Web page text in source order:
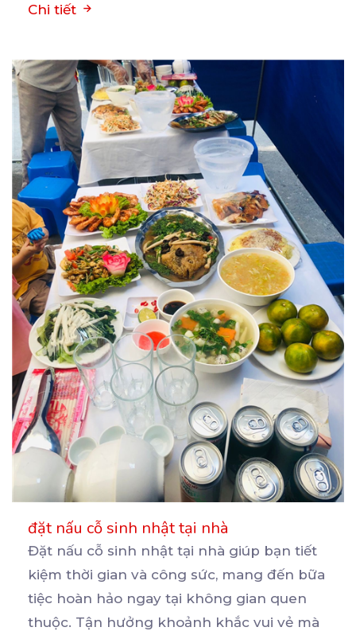
Chi tiết
đặt nấu cỗ sinh nhật tại nhà
Đặt nấu cỗ sinh nhật tại nhà giúp bạn tiết
kiệm thời gian và công sức, mang đến bữa
tiệc hoàn hảo ngay tại không gian quen
thuộc. Tận hưởng khoảnh khắc vui vẻ mà